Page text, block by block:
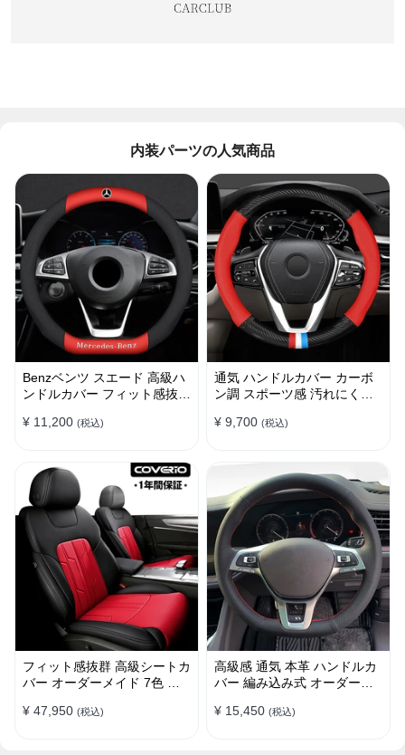
内装パーツの人気商品
Benzベンツ スエード 高級ハ
ンドルカバー フィット感抜群
38CM
¥ 11,200 (税込)
通気 ハンドルカバー カーボ
ン調 スポーツ感 汚れにくい
け簡単 38CM
¥ 9,700 (税込)
フィット感抜群 高級シートカ
バー オーダーメイド 7色 防
ト
¥ 47,950 (税込)
高級感 通気 本革 ハンドルカ
バー 編み込み式 オーダーメ
プ
¥ 15,450 (税込)